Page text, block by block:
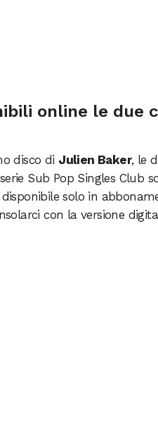
online le due
disco di Julien Baker, le
Sub Pop Singles Club
disponibile solo in
con la versione